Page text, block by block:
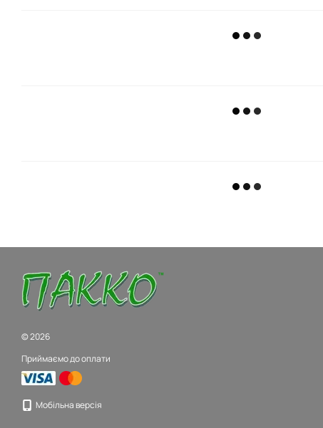
© 2026
Приймаємо до оплати
Мобільна версія